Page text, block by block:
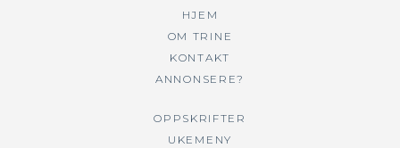
HJEM
OM TRINE
KONTAKT
ANNONSERE?
OPPSKRIFTER
UKEMENY